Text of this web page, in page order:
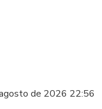
de 2026 22:56